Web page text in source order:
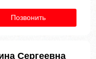
Позвонить
Сергеевна